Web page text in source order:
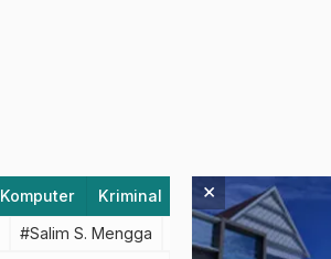
Komputer Kriminal Lifestyle
#Salim S. Mengga #featured #Polda
×